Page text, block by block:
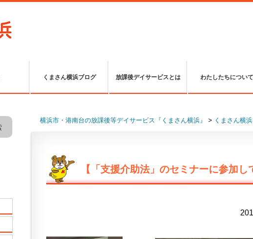
くまさん横浜ブログ 放課後デイサービスとは わたしたちについて
横浜市・港南台の放課後等デイサービス『くまさん横浜』 > くまさん横
【「支援介助法」のセミナーに参加し